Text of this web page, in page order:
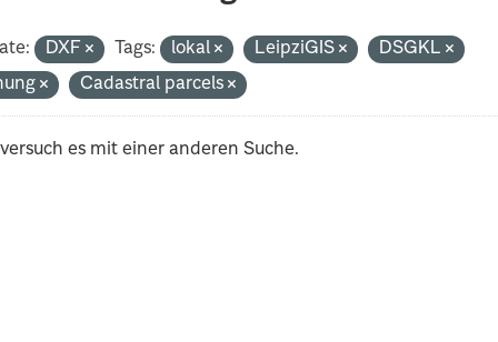
DXF Tags: lokal LeipziGIS
DSGKL
Cadastral parcels
es mit einer anderen Suche.